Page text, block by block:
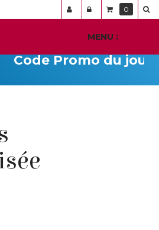
MENU :
Promo du jour :
0